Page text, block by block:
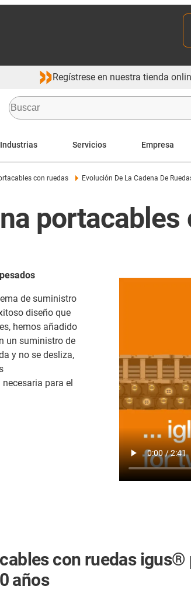
Regístrese en nuestra tienda
Industrias Servicios Empresa
con ruedas Evolución De La Cadena De
de suministro
diseño que
hemos añadido
un suministro de
y no se desliza,
para el
con ruedas
años